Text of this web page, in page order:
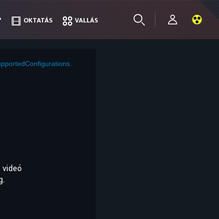
OKTATÁS VALLÁS
OKTATÁS VALLÁS